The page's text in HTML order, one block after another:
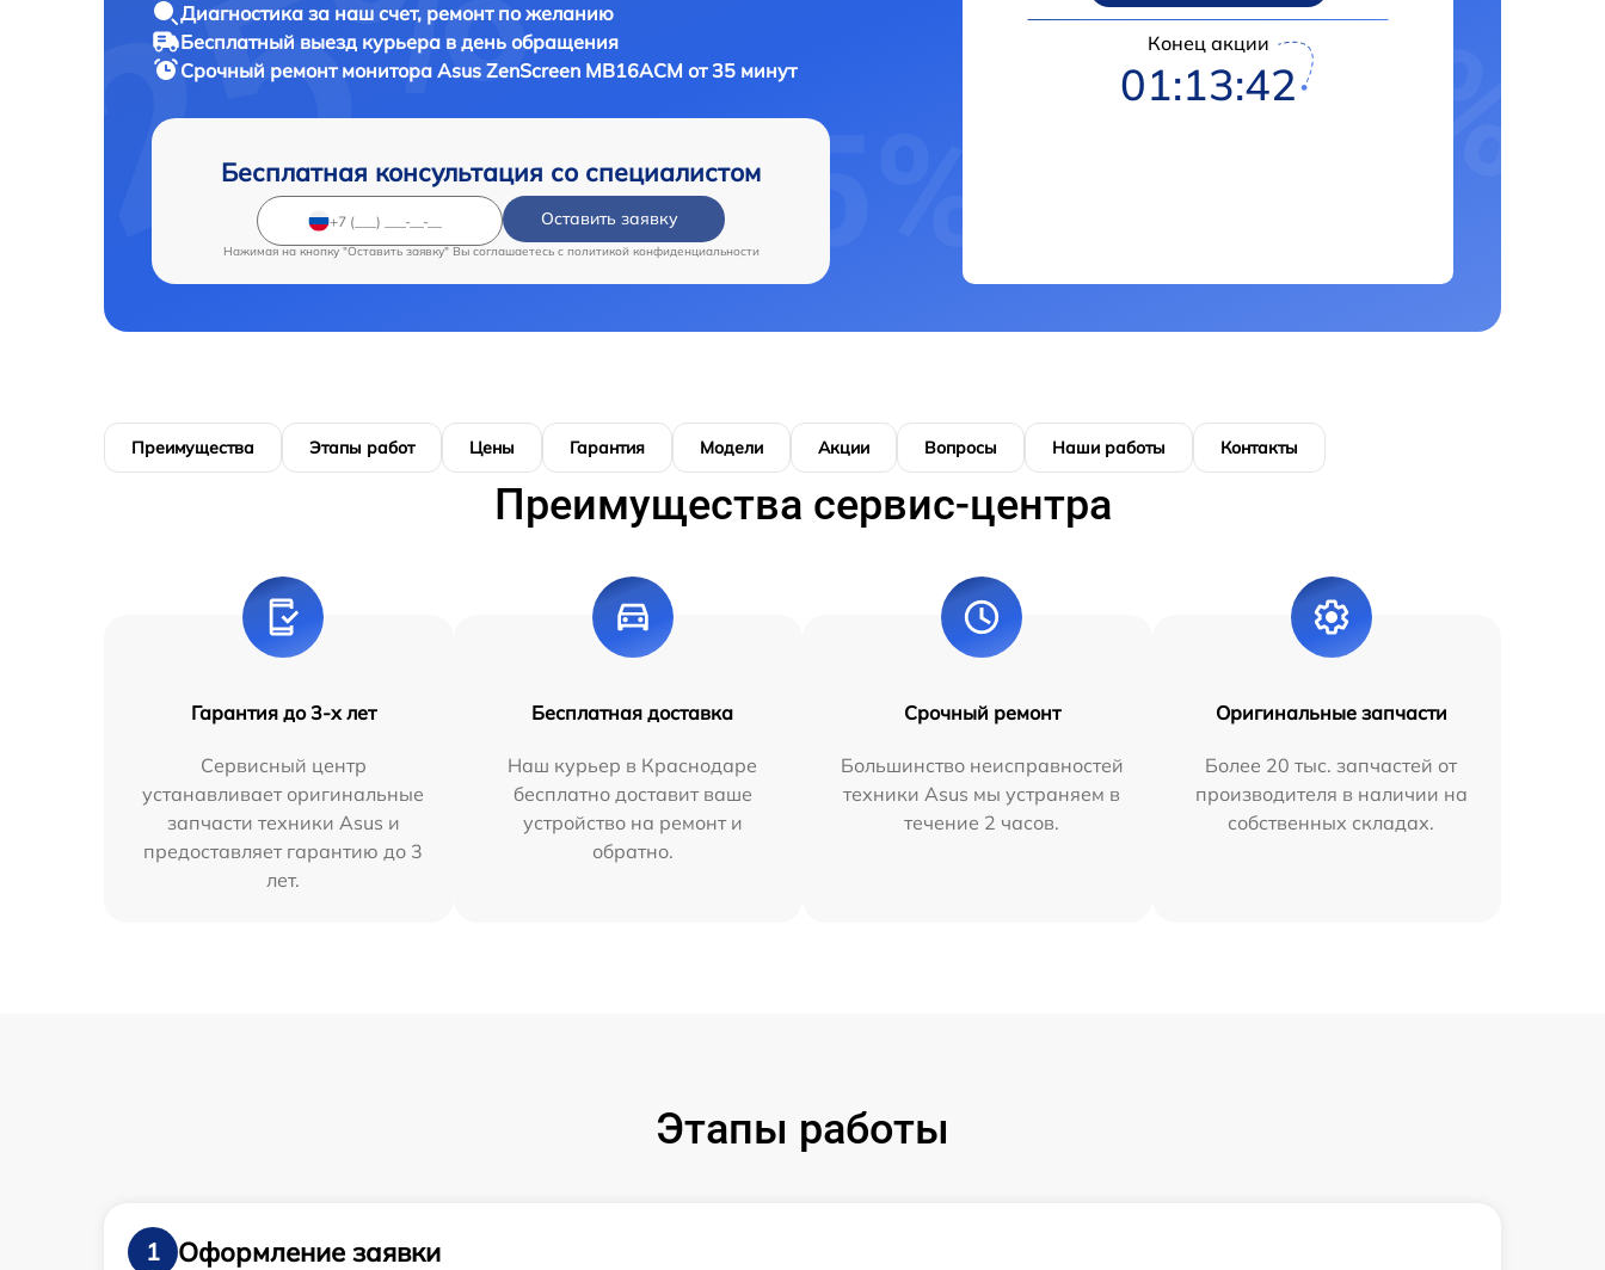
Диагностика за наш счет, ремонт по желанию
Бесплатный выезд курьера в день обращения
Срочный ремонт монитора Asus ZenScreen MB16ACM от 35 минут
Бесплатная консультация со специалистом
Оставить заявку
Нажимая на кнопку "Оставить заявку" Вы соглашаетесь c политикой конфиденциальности
Конец акции
01:13:41
Преимущества Этапы работ Цены Гарантия Модели Акции Вопросы Наши работы Контакты
Преимущества сервис-центра
Гарантия до 3-х лет
Сервисный центр
устанавливает оригинальные
запчасти техники Asus и
предоставляет гарантию до 3
лет.
Бесплатная доставка
Наш курьер в Краснодаре
бесплатно доставит ваше
устройство на ремонт и
обратно.
Срочный ремонт
Большинство неисправностей
техники Asus мы устраняем в
течение 2 часов.
Оригинальные запчасти
Более 20 тыс. запчастей от
производителя в наличии на
собственных складах.
Этапы работы
1
Оформление заявки